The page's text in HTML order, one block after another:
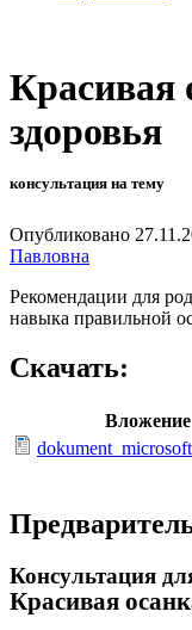
Красивая
здоровья
консультация на тему
Опубликовано
Павловна
Рекомендации для
навыка правильной
Скачать:
Вложение
Консультация
Красивая